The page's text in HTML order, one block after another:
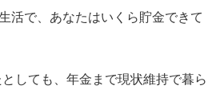
活で、あなたはいくら貯金できて
しても、年金まで現状維持で暮ら